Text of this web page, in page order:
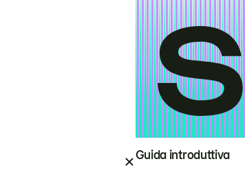
Guida introduttiva